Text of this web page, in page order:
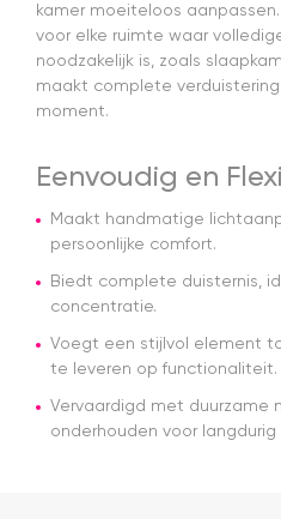
kamer moeiteloos
voor elke ruimte waar
noodzakelijk is, zoals
maakt complete
moment.
Eenvoudig en
Maakt handmatige
persoonlijke comfort.
Biedt complete duisternis,
concentratie.
Voegt een stijlvol element
te leveren op functionaliteit.
Vervaardigd met duurzame
onderhouden voor langdurig